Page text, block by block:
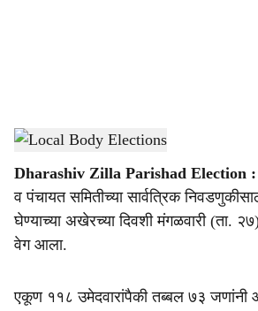
a
r
Local Body Elections -Agrowon
Dharashiv Zilla Parishad Election :
व पंचायत समितीच्या सार्वत्रिक
घेण्याच्या अखेरच्या दिवशी मंगळवारी (ता.
वेग आला.
एकूण ११८ उमेदवारांपैकी तब्बल ७३